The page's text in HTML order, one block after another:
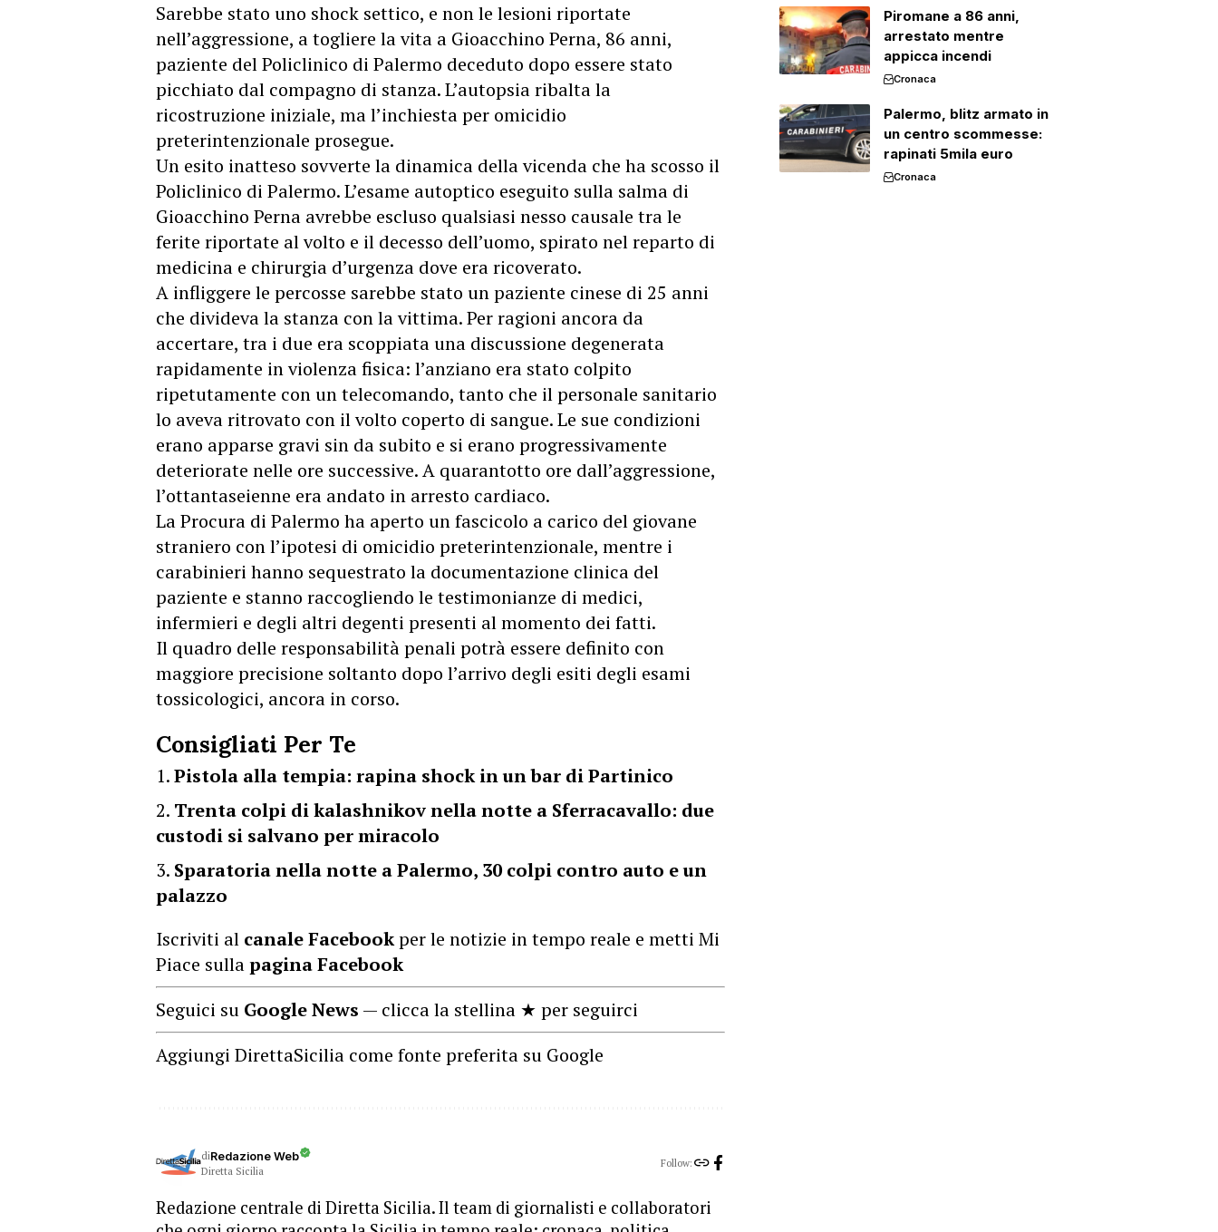
Sarebbe stato uno shock settico, e non le lesioni riportate
nell’aggressione, a togliere la vita a Gioacchino Perna, 86 anni,
paziente del Policlinico di Palermo deceduto dopo essere stato
picchiato dal compagno di stanza. L’autopsia ribalta la
ricostruzione iniziale, ma l’inchiesta per omicidio
preterintenzionale prosegue.
Un esito inatteso sovverte la dinamica della vicenda che ha scosso il
Policlinico di Palermo. L’esame autoptico eseguito sulla salma di
Gioacchino Perna avrebbe escluso qualsiasi nesso causale tra le
ferite riportate al volto e il decesso dell’uomo, spirato nel reparto di
medicina e chirurgia d’urgenza dove era ricoverato.
A infliggere le percosse sarebbe stato un paziente cinese di 25 anni
che divideva la stanza con la vittima. Per ragioni ancora da
accertare, tra i due era scoppiata una discussione degenerata
rapidamente in violenza fisica: l’anziano era stato colpito
ripetutamente con un telecomando, tanto che il personale sanitario
lo aveva ritrovato con il volto coperto di sangue. Le sue condizioni
erano apparse gravi sin da subito e si erano progressivamente
deteriorate nelle ore successive. A quarantotto ore dall’aggressione,
l’ottantaseienne era andato in arresto cardiaco.
La Procura di Palermo ha aperto un fascicolo a carico del giovane
straniero con l’ipotesi di omicidio preterintenzionale, mentre i
carabinieri hanno sequestrato la documentazione clinica del
paziente e stanno raccogliendo le testimonianze di medici,
infermieri e degli altri degenti presenti al momento dei fatti.
Il quadro delle responsabilità penali potrà essere definito con
maggiore precisione soltanto dopo l’arrivo degli esiti degli esami
tossicologici, ancora in corso.
Consigliati Per Te
Pistola alla tempia: rapina shock in un bar di Partinico
Trenta colpi di kalashnikov nella notte a Sferracavallo: due
custodi si salvano per miracolo
Sparatoria nella notte a Palermo, 30 colpi contro auto e un
palazzo
Iscriviti al canale Facebookper le notizie in tempo reale e metti Mi
Piace sullapagina Facebook
Seguici su Google News — clicca la stellina ★ per seguirci
Aggiungi DirettaSicilia come fonte preferita su Google
diRedazione Web
Diretta Sicilia
Follow:
Redazione centrale di Diretta Sicilia. Il team di giornalisti e collaboratori
Piromane a 86 anni,
arrestato mentre
appicca incendi
Cronaca
Palermo, blitz armato in
un centro scommesse:
rapinati 5mila euro
Cronaca